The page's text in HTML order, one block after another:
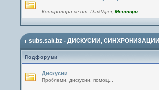
Контролира се от:DarkViper,Ментори
subs.sab.bz - ДИСКУСИИ,
Подфоруми
Дискусии
Проблеми, дискусии, помощ...